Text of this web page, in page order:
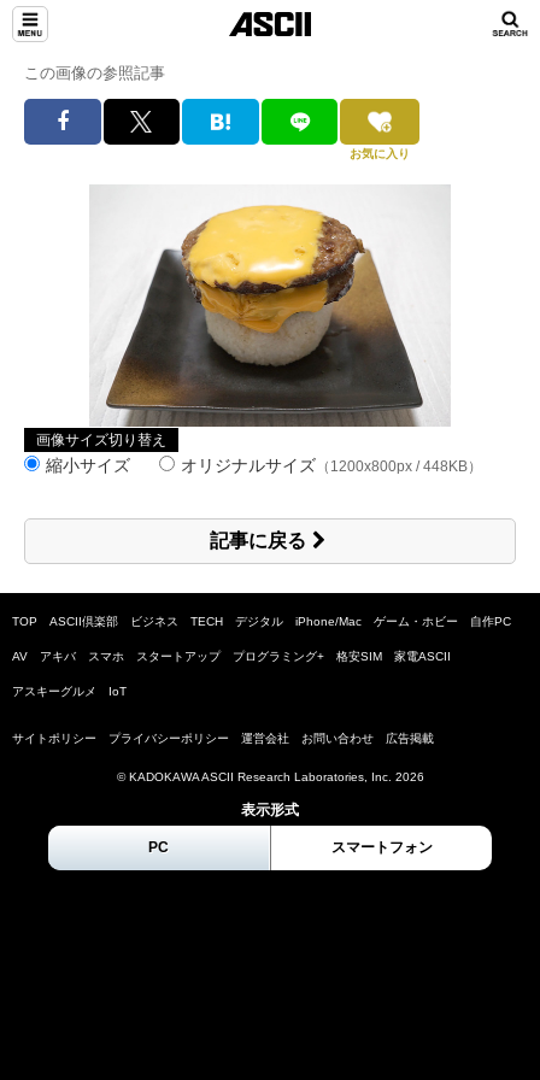
この画像の参照記事
お気に入り
画像サイズ切り替え
縮小サイズ オリジナルサイズ （1200x800px / 448KB）
記事に戻る
TOP ASCII倶楽部 ビジネス TECH デジタル iPhone/Mac ゲーム・ホビー 自作PC
AV アキバ スマホ スタートアップ プログラミング+ 格安SIM 家電ASCII
アスキーグルメ IoT
サイトポリシー プライバシーポリシー 運営会社 お問い合わせ 広告掲載
© KADOKAWA ASCII Research Laboratories, Inc. 2026
表示形式
PC スマートフォン